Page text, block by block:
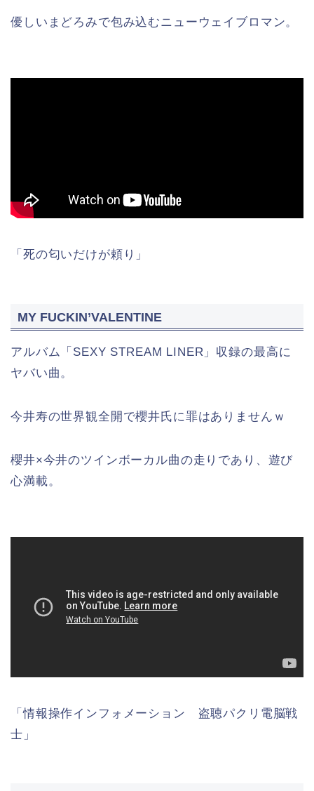
優しいまどろみで包み込むニューウェイブロマン。
「死の匂いだけが頼り」
MY FUCKIN’VALENTINE
アルバム「SEXY STREAM LINER」収録の最高に
ヤバい曲。
今井寿の世界観全開で櫻井氏に罪はありませんｗ
櫻井×今井のツインボーカル曲の走りであり、遊び
心満載。
「情報操作インフォメーション 盗聴パクリ電脳戦
士」